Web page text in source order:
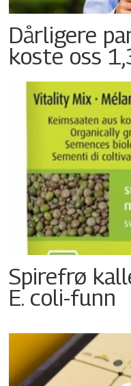
Dårligere
koste oss
Spirefrø
E. coli-funn